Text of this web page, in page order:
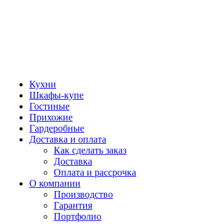
Кухни
Шкафы-купе
Гостиные
Прихожие
Гардеробные
Доставка и оплата
Как сделать заказ
Доставка
Оплата и рассрочка
О компании
Производство
Гарантия
Портфолио